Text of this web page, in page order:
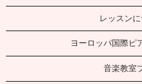
レッスン
ヨーロッパ国際ピ
音楽教室